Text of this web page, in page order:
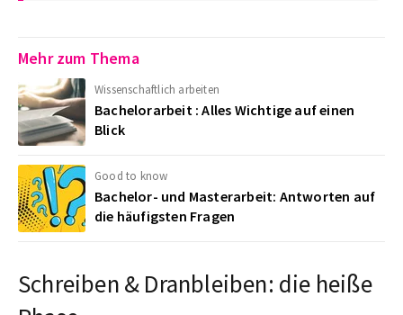
Mehr zum Thema
Wissenschaftlich arbeiten
Bachelorarbeit : Alles Wichtige auf einen
Blick
Good to know
Bachelor- und Masterarbeit: Antworten auf
die häufigsten Fragen
Schreiben & Dranbleiben: die heiße